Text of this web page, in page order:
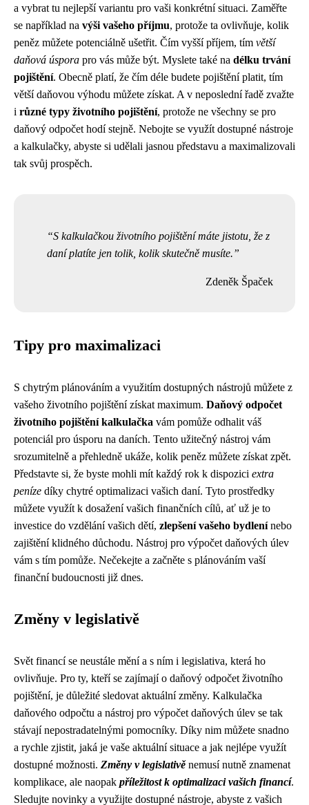
a vybrat tu nejlepší variantu pro vaši konkrétní situaci. Zaměřte
se například na výši vašeho příjmu, protože ta ovlivňuje, kolik
peněz můžete potenciálně ušetřit. Čím vyšší příjem, tím větší
daňová úspora pro vás může být. Myslete také na délku trvání
pojištění. Obecně platí, že čím déle budete pojištění platit, tím
větší daňovou výhodu můžete získat. A v neposlední řadě zvažte
i různé typy životního pojištění, protože ne všechny se pro
daňový odpočet hodí stejně. Nebojte se využít dostupné nástroje
a kalkulačky, abyste si udělali jasnou představu a maximalizovali
tak svůj prospěch.
S kalkulačkou životního pojištění máte jistotu, že z
daní platíte jen tolik, kolik skutečně musíte.
Zdeněk Špaček
Tipy pro maximalizaci
S chytrým plánováním a využitím dostupných nástrojů můžete z
vašeho životního pojištění získat maximum. Daňový odpočet
životního pojištění kalkulačka vám pomůže odhalit váš
potenciál pro úsporu na daních. Tento užitečný nástroj vám
srozumitelně a přehledně ukáže, kolik peněz můžete získat zpět.
Představte si, že byste mohli mít každý rok k dispozici extra
peníze díky chytré optimalizaci vašich daní. Tyto prostředky
můžete využít k dosažení vašich finančních cílů, ať už je to
investice do vzdělání vašich dětí, zlepšení vašeho bydlenínebo
zajištění klidného důchodu. Nástroj pro výpočet daňových úlev
vám s tím pomůže. Nečekejte a začněte s plánováním vaší
finanční budoucnosti již dnes.
Změny v legislativě
Svět financí se neustále mění a s ním i legislativa, která ho
ovlivňuje. Pro ty, kteří se zajímají o daňový odpočet životního
pojištění, je důležité sledovat aktuální změny. Kalkulačka
daňového odpočtu a nástroj pro výpočet daňových úlev se tak
stávají nepostradatelnými pomocníky. Díky nim můžete snadno
a rychle zjistit, jaká je vaše aktuální situace a jak nejlépe využít
dostupné možnosti. Změny v legislativěnemusí nutně znamenat
komplikace, ale naopak příležitost k optimalizaci vašich financí.
Sledujte novinky a využijte dostupné nástroje, abyste z vašich